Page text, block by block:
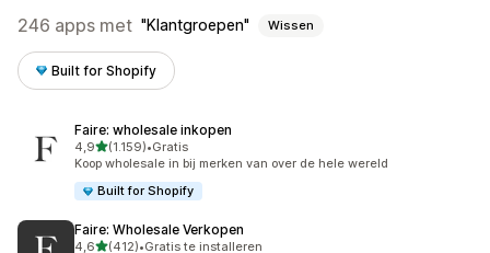
246 apps met Klantgroepen Wissen
Built for Shopify
Faire: wholesale inkopen
4,9van 5 sterren
(1.159)
1159 recensies in totaal
•Gratis
Koop wholesale in bij merken van over de hele wereld
Built for Shopify
Faire: Wholesale Verkopen
4,6van 5 sterren
(412)•Gratis te installeren